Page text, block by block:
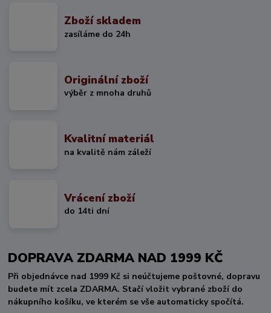
Zboží skladem
zasíláme do 24h
Originální zboží
výběr z mnoha druhů
Kvalitní materiál
na kvalitě nám záleží
Vrácení zboží
do 14ti dní
DOPRAVA ZDARMA NAD 1999 KČ
Při objednávce nad 1999 Kč si neúčtujeme poštovné, dopravu
budete mít zcela ZDARMA. Stačí vložit vybrané zboží do
nákupního košíku, ve kterém se vše automaticky spočítá.